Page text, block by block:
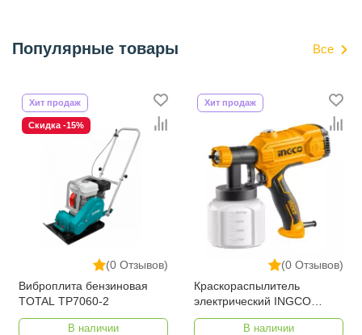
Популярные товары Все
(0 Отзывов)
Хит продаж
Скидка -15%
Виброплита бензиновая
TOTAL TP7060-2
В наличии
(0 Отзывов)
Хит продаж
Краскораспылитель
электрический INGCO
SPG3508 450 w
В наличии